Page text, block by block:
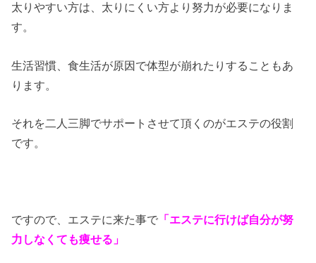
太りやすい方は、太りにくい方より努力が必要になりま
す。
生活習慣、食生活が原因で体型が崩れたりすることもあ
ります。
それを二人三脚でサポートさせて頂くのがエステの役割
です。
ですので、エステに来た事で 「エステに行けば自分が努
力しなくても痩せる」